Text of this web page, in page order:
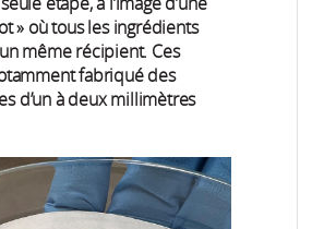
» où tous les ingrédients
même récipient. Ces
fabriqué des
d’un à deux millimètres